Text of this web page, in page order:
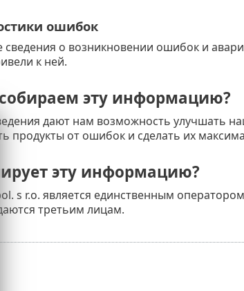
ошибок
сведения о возникновении ошибок и
к ней.
эту информацию?
дают нам возможность улучшать
продукты от ошибок и сделать их
эту информацию?
s r.o. является единственным
третьим лицам.